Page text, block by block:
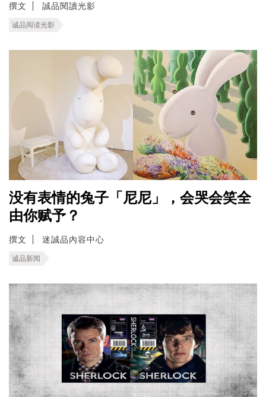
撰文 誠品閱讀光影
诚品阅读光影
没有表情的兔子「尼尼」，会哭会笑全
由你赋予？
撰文 迷誠品內容中心
诚品新闻